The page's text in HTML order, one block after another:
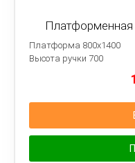
Платформа 800х1400
Высота ручки 700